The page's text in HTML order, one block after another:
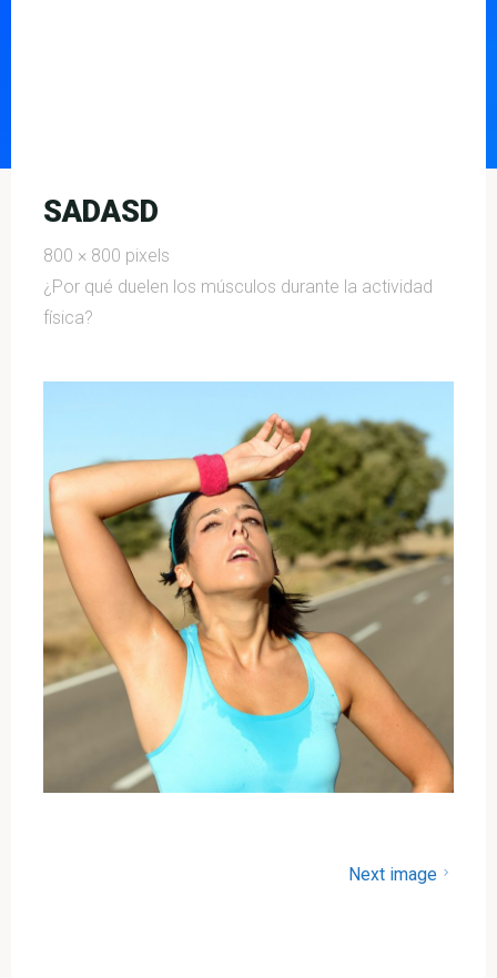
SADASD
Full
size
800 × 800 pixels
¿Por qué duelen los músculos durante la actividad
física?
Next image